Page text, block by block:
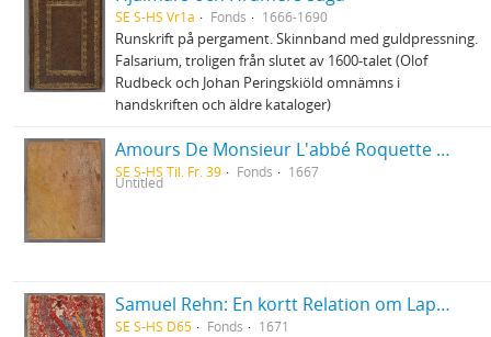
SE S-HS Vr1a Fonds 1666-1690
Runskrift på pergament. Skinnband med guldpressning.
Falsarium, troligen från slutet av 1600-talet (Olof
Rudbeck och Johan Peringskiöld omnämns i
handskriften och äldre kataloger)
Amours De Monsieur L'abbé Roquette avec Mademoiselle de Montauzier par Monsieur L'abbé Le Camus 1667
SE S-HS Til. Fr. 39 Fonds 1667
Untitled
Samuel Rehn: En kortt Relation om Lapparnes lefwarne och sedher, wijdskiepellser, sampt i många stycken grofwe wildfarellser
SE S-HS D65 Fonds 1671